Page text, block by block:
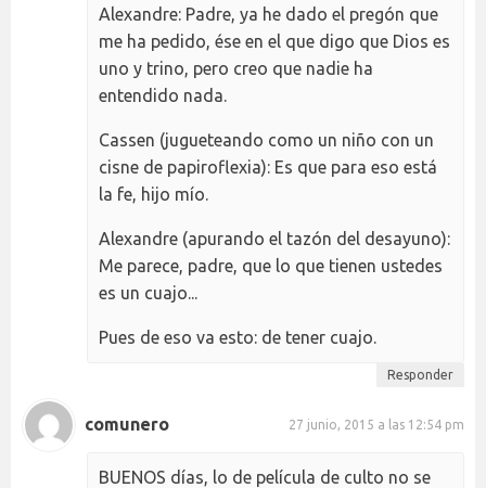
Alexandre: Padre, ya he dado el pregón que
me ha pedido, ése en el que digo que Dios es
uno y trino, pero creo que nadie ha
entendido nada.
Cassen (jugueteando como un niño con un
cisne de papiroflexia): Es que para eso está
la fe, hijo mío.
Alexandre (apurando el tazón del desayuno):
Me parece, padre, que lo que tienen ustedes
es un cuajo...
Pues de eso va esto: de tener cuajo.
Responder
comunero 27 junio, 2015 a las 12:54 pm
BUENOS días, lo de película de culto no se